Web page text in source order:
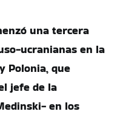
una tercera
ucranianas en la
Polonia, que
jefe de la
en los